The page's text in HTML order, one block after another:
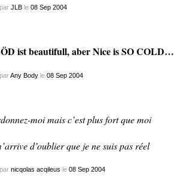
JLBle 08 Sep 2004
ist beautifull, aber Nice is SO COLD…
Any Bodyle 08 Sep 2004
moi mais c’est plus fort que moi
d’oublier que je ne suis pas réel
par nicqolas acqileus le 08 Sep 2004